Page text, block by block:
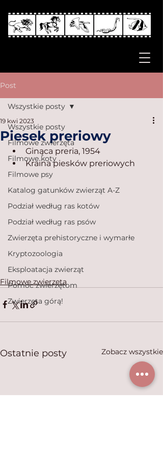
Post
Wszystkie posty
Filmowe zwierzęta
Filmowe koty
Filmowe psy
Katalog gatunków zwierząt A-Z
Podział według ras kotów
Podział według ras psów
Zwierzęta prehistoryczne i wymarłe
Kryptozoologia
Eksploatacja zwierząt
Pomoc zwierzętom
Zwierzęta górą!
Wszystkie posty
Piesek preriowy
19 kwi 2023
Ginąca preria, 1954
Kraina piesków preriowych
Filmowe zwierzęta
Ostatnie posty Zobacz wszystkie